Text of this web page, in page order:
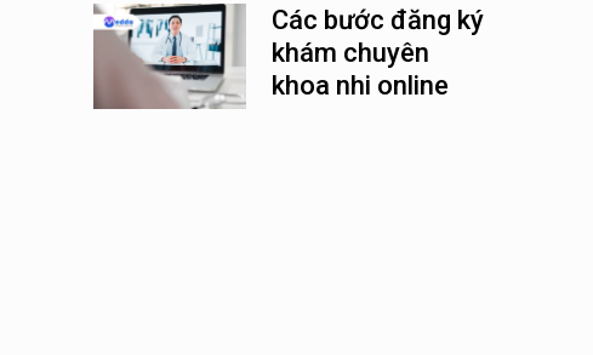
Các bước đăng ký
khám chuyên
khoa nhi online